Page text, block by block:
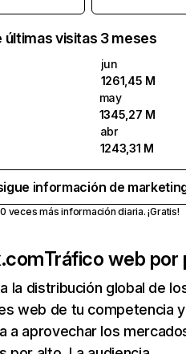
últimas visitas 3 meses
jun
1261,45 M
may
1345,27 M
abr
1243,31 M
información de
veces más información diaria. ¡Gratis!
Tráfico web por
la distribución global de
web de tu competencia y
a aprovechar los